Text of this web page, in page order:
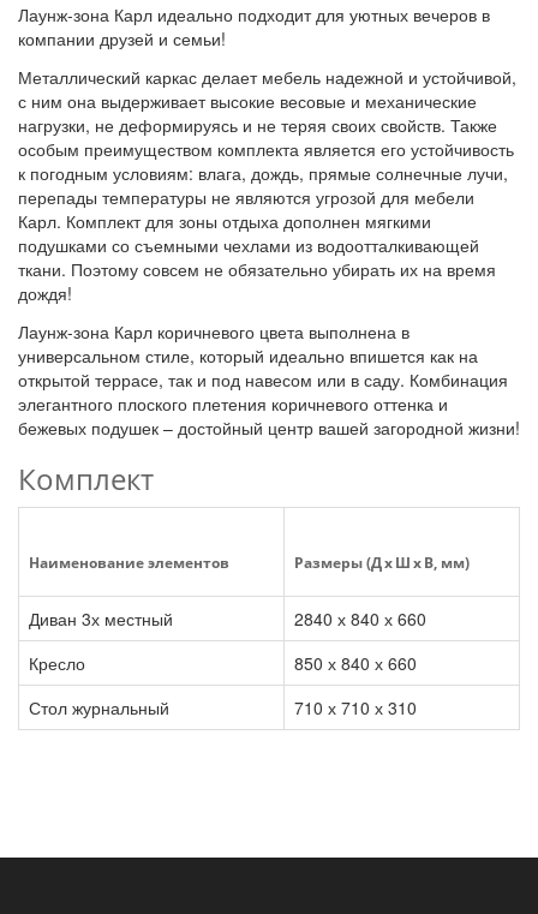
Лаунж-зона Карл идеально подходит для уютных вечеров в
компании друзей и семьи!
Металлический каркас делает мебель надежной и устойчивой,
с ним она выдерживает высокие весовые и механические
нагрузки, не деформируясь и не теряя своих свойств. Также
особым преимуществом комплекта является его устойчивость
к погодным условиям: влага, дождь, прямые солнечные лучи,
перепады температуры не являются угрозой для мебели
Карл. Комплект для зоны отдыха дополнен мягкими
подушками со съемными чехлами из водоотталкивающей
ткани. Поэтому совсем не обязательно убирать их на время
дождя!
Лаунж-зона Карл коричневого цвета выполнена в
универсальном стиле, который идеально впишется как на
открытой террасе, так и под навесом или в саду. Комбинация
элегантного плоского плетения коричневого оттенка и
бежевых подушек – достойный центр вашей загородной жизни!
Комплект
Наименование элементов Размеры (Д x Ш x В, мм)
Диван 3х местный
2840 х 840 х 660
Кресло
850 х 840 х 660
Стол журнальный
710 х 710 х 310